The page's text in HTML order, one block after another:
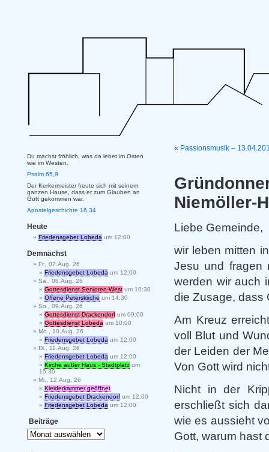
« Passionsmusik –
Niemöller-
Liebe Gemeinde,
wir leben mitten
Jesu und fragen
werden wir auch
die Zusage, dass
Am Kreuz
voll Blut und
der Leiden der
Von Gott wird
Nicht in der
erschließt sich
wie es aussieht
Gott, warum hast
Du machst fröhlich, was da lebet im Osten
wie im Westen.
Psalm 65,9
Der Kerkermeister freute sich mit seinem
ganzen Hause, dass er zum Glauben an
Gott gekommen war.
Apostelgeschichte 16,34
Heute
Friedensgebet Lobeda um 12:00
Demnächst
Fr., 07.Aug. 26
Friedensgebet Lobeda um 12:00
Sa., 08.Aug. 26
Gottesdienst Senioren-West um 10:30
Offene Peterskirche um 14:30
So., 09.Aug. 26
Gottesdienst Drackendorf um 09:00
Gottesdienst Lobeda um 10:00
Mo., 10.Aug. 26
Friedensgebet Lobeda um 12:00
Di., 11.Aug. 26
Friedensgebet Lobeda um 12:00
Kirche außer Haus - Stadtplatz um
15:30
Mi., 12.Aug. 26
Kleiderkammer geöffnet
Friedensgebet Drackendorf um 12:00
Friedensgebet Lobeda um 12:00
Beiträge